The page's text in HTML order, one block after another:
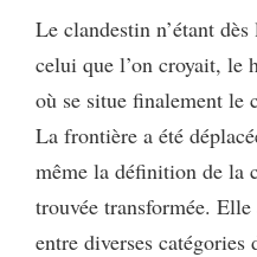
Le clandestin n’étant
celui que l’on croyait, le
où se situe finalement le
La frontière a été
même la définition de la
trouvée transformée.
entre diverses